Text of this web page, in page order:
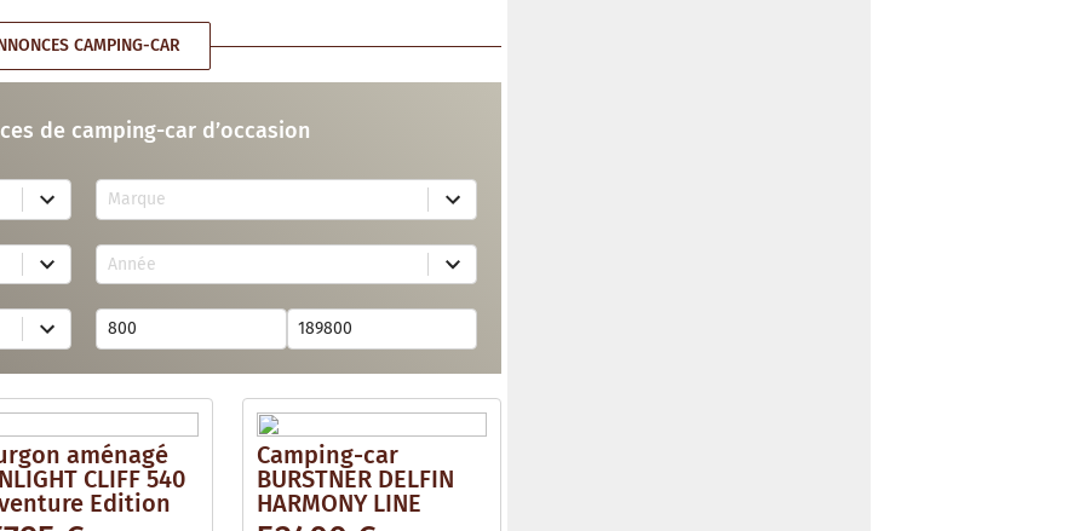
CAMPING-CAR
de camping-car d’occasion
Marque
7
r
t
a
i
a
b
l
e
Année
2
r
e
t
s
a
v
a
i
l
a
aménagé
CLIFF 540
Edition
Camping-car
BURSTNER DELFIN
HARMONY LINE